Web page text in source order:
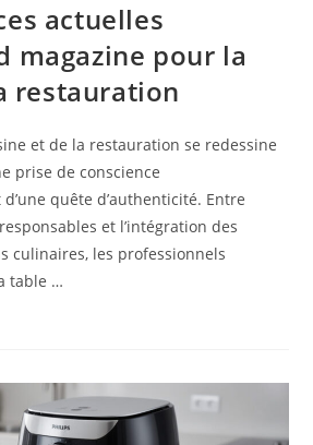
actuelles
magazine pour la
restauration
et de la restauration se redessine
prise de conscience
quête d’authenticité. Entre
et l’intégration des
culinaires, les professionnels
table …